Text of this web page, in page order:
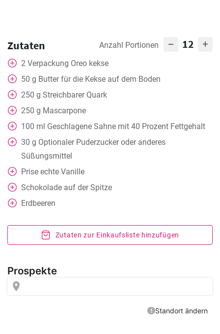
Zutaten Anzahl Portionen 12
2 Verpackung Oreo kekse
50 g Butter für die Kekse auf dem Boden
250 g Streichbarer Quark
250 g Mascarpone
100 ml Geschlagene Sahne mit 40 Prozent Fettgehalt
30 g Optionaler Puderzucker oder anderes
Süßungsmittel
Prise echte Vanille
Schokolade auf der Spitze
Erdbeeren
Zutaten zur Einkaufsliste hinzufügen